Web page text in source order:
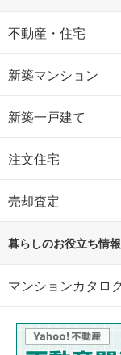
不動産・住宅
新築マンション
新築一戸建て
注文住宅
売却査定
暮らしのお役立ち情報
マンションカタロ